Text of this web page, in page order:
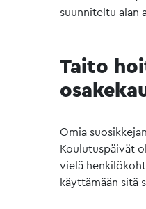
suunniteltu alan
Taito
Omia
Koulutuspäivät
vielä
käyttämään sitä